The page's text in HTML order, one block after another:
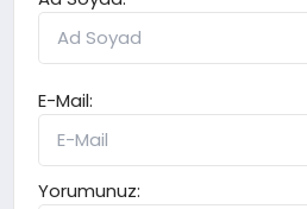
E-Mail:
Yorumunuz: